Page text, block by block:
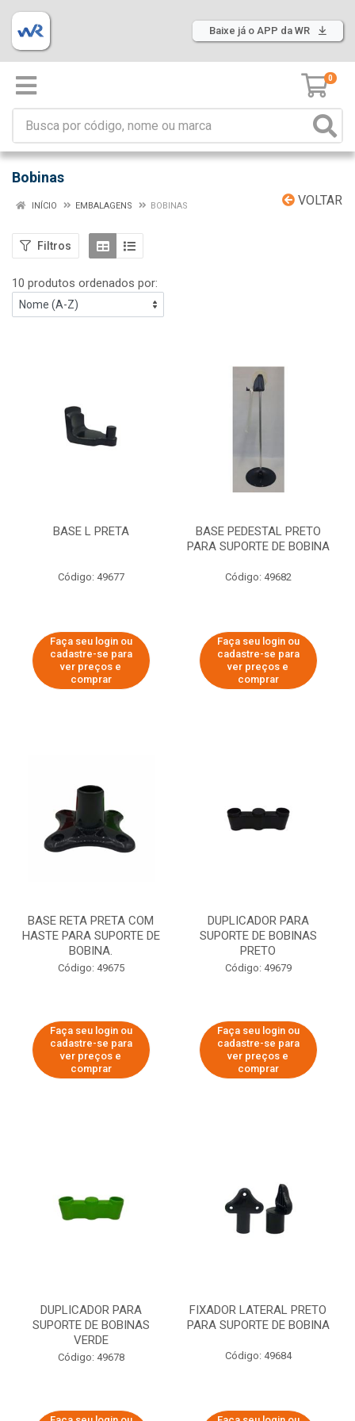
Baixe já o APP da WR
0
Bobinas
VOLTAR
INÍCIO EMBALAGENS BOBINAS
Filtros
10 produtos ordenados por:
BASE L PRETA
Código: 49677
Faça seu login ou
cadastre-se para
ver preços e
comprar
BASE PEDESTAL PRETO
PARA SUPORTE DE BOBINA
Código: 49682
Faça seu login ou
cadastre-se para
ver preços e
comprar
BASE RETA PRETA COM
HASTE PARA SUPORTE DE
BOBINA.
Código: 49675
Faça seu login ou
cadastre-se para
ver preços e
comprar
DUPLICADOR PARA
SUPORTE DE BOBINAS
PRETO
Código: 49679
Faça seu login ou
cadastre-se para
ver preços e
comprar
DUPLICADOR PARA
SUPORTE DE BOBINAS
VERDE
Código: 49678
FIXADOR LATERAL PRETO
PARA SUPORTE DE BOBINA
Código: 49684